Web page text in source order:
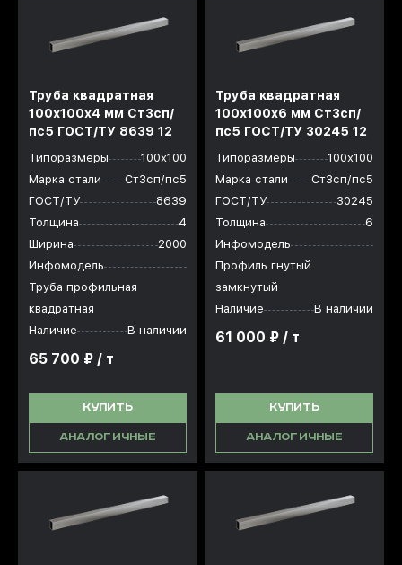
Труба квадратная
100х100x4 мм Ст3сп/
пс5 ГОСТ/ТУ 8639 12
Типоразмеры
100х100
Марка стали
Ст3сп/пс5
ГОСТ/ТУ
8639
Толщина
4
Ширина
2000
Инфомодель
Труба профильная
квадратная
Наличие
В наличии
65 700 ₽ / т
КУПИТЬ
АНАЛОГИЧНЫЕ
Труба квадратная
100х100x6 мм Ст3сп/
пс5 ГОСТ/ТУ 30245 12
Типоразмеры
100х100
Марка стали
Ст3сп/пс5
ГОСТ/ТУ
30245
Толщина
6
Инфомодель
Профиль гнутый
замкнутый
Наличие
В наличии
61 000 ₽ / т
КУПИТЬ
АНАЛОГИЧНЫЕ